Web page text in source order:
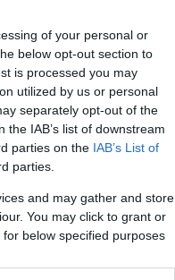
of your personal or
below opt-out section to
is processed you may
utilized by us or personal
separately opt-out of the
IAB’s list of downstream
parties on the IAB’s List of
parties.
and may gather and store
You may click to grant or
below specified purposes